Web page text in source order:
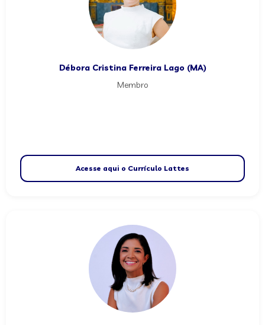
Débora Cristina Ferreira Lago (MA)
Membro
Acesse aqui o Currículo Lattes